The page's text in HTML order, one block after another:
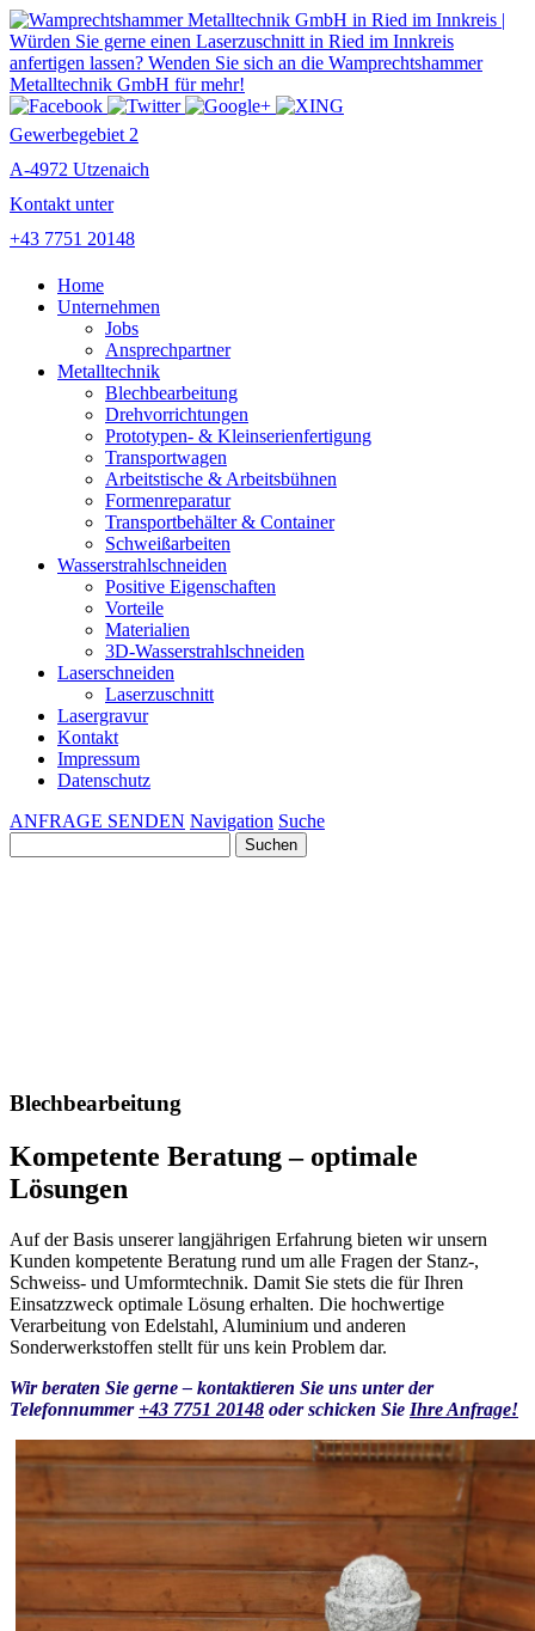
Gewerbegebiet 2
A-4972 Utzenaich
Kontakt unter
+43 7751 20148
Home
Unternehmen
Jobs
Ansprechpartner
Metalltechnik
Blechbearbeitung
Drehvorrichtungen
Prototypen- & Kleinserienfertigung
Transportwagen
Arbeitstische & Arbeitsbühnen
Formenreparatur
Transportbehälter & Container
Schweißarbeiten
Wasserstrahlschneiden
Positive Eigenschaften
Vorteile
Materialien
3D-Wasserstrahlschneiden
Laserschneiden
Laserzuschnitt
Lasergravur
Kontakt
Impressum
Datenschutz
ANFRAGE SENDEN Navigation Suche
nach:
Blechbearbeitung
Kompetente Beratung – optimale
Lösungen
Auf der Basis unserer langjährigen Erfahrung bieten wir unsern
Kunden kompetente Beratung rund um alle Fragen der Stanz-,
Schweiss- und Umformtechnik. Damit Sie stets die für Ihren
Einsatzzweck optimale Lösung erhalten. Die hochwertige
Verarbeitung von Edelstahl, Aluminium und anderen
Sonderwerkstoffen stellt für uns kein Problem dar.
Wir beraten Sie gerne – kontaktieren Sie uns unter der
Telefonnummer +43 7751 20148 oder schicken Sie Ihre Anfrage!